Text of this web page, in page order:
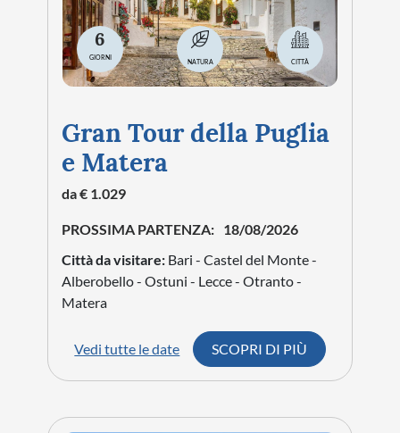
6
GIORNI
NATURA CITTÀ
Gran Tour della Puglia
e Matera
da € 1.029
PROSSIMA PARTENZA: 18/08/2026
Città da visitare: Bari - Castel del Monte -
Alberobello - Ostuni - Lecce - Otranto -
Matera
Vedi tutte le date SCOPRI DI PIÙ